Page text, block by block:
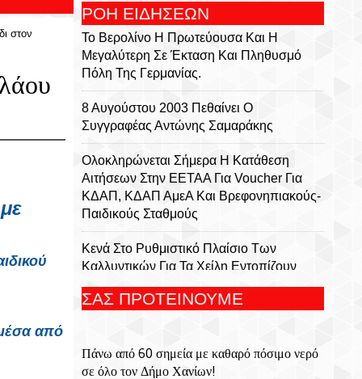
στον
μέσα από
ΡΟΗ ΕΙΔΗΣΕΩΝ
Το Βερολίνο Η Πρωτεύουσα Και Η
Μεγαλύτερη Σε Έκταση Και Πληθυσμό
Πόλη Της Γερμανίας.
8 Αυγούστου 2003 Πεθαίνει Ο
Συγγραφέας Αντώνης Σαμαράκης
Ολοκληρώνεται Σήμερα Η Κατάθεση
Αιτήσεων Στην ΕΕΤΑΑ Για Voucher Για
ΚΔΑΠ, ΚΔΑΠ ΑμεΑ Και Βρεφονηπιακούς-
Παιδικούς Σταθμούς
Κενά Στο Ρυθμιστικό Πλαίσιο Των
Καλλυντικών Για Τα Χείλη Εντοπίζουν
Ερευνητές
Δαμάστας
ΣΑΣ ΠΡΟΤΕΙΝΟΥΜΕ
Πάνω από 60 σημεία με καθαρό πόσιμο νερό
σε όλο τον Δήμο Χανίων!